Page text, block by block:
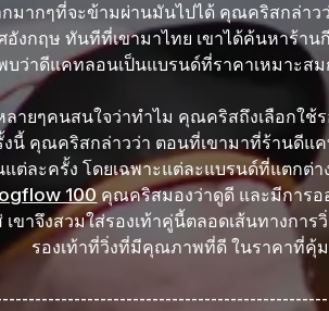
กมากๆที่จะข้ามผ่านมันไปได้ คุณคริสกล่า
งกฤษ ทันทีที่เขามาไทย เขาได้ค้นหาร้า
บว่าดีแคทลอนเป็นแบรนด์ที่ราคาเหมาะส
ายๆคนสนใจว่าทำไม คุณคริสถึงเลือกใช้
นี้ คุณคริสกล่าวว่า ตอนที่เขามาที่ร้านดีแ
นแต่ละครั้ง โดยเฉพาะแต่ละแบรนด์ที่แตกต่
100 คุณคริสมองว่าดูดี และมีการอ
ขาจึงสวมใส่รองเท้าคู่นี้ตลอดเส้นทางกา
รองเท้าที่วิ่งที่มีคุณภาพที่ดี ในราคาที่คุ้